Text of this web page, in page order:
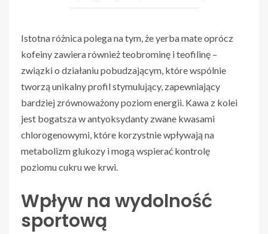
Istotna różnica polega na tym, że yerba mate oprócz
kofeiny zawiera również teobrominę i teofilinę –
związki o działaniu pobudzającym, które wspólnie
tworzą unikalny profil stymulujący, zapewniający
bardziej zrównoważony poziom energii. Kawa z kolei
jest bogatsza w antyoksydanty zwane kwasami
chlorogenowymi, które korzystnie wpływają na
metabolizm glukozy i mogą wspierać kontrolę
poziomu cukru we krwi.
Wpływ na wydolność
sportową